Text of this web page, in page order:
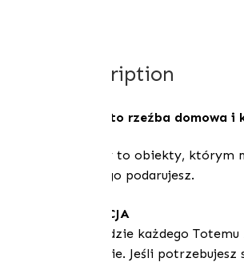
Description
Totem to rzeźba domowa
Totemy to obiekty, którym
której go podarujesz.
INTENCJA
Na spodzie każdego
osobiście. Jeśli